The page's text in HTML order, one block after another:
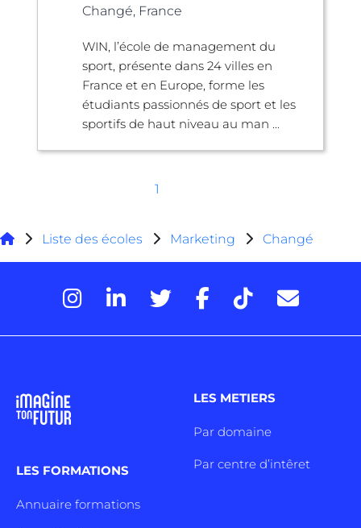
Changé, France
WIN, l’école de management du
sport, présente dans 24 villes en
France et en Europe, forme les
étudiants passionnés de sport et les
sportifs de haut niveau au man ...
1
Liste des écoles Marketing Changé
LES FORMATIONS
Annuaire formations
LES METIERS
Par domaine
Par centre d’intêret